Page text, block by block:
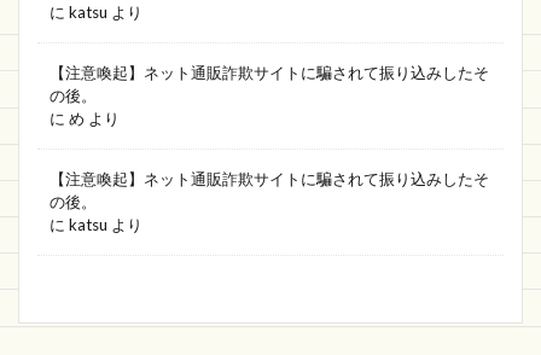
に katsu より
【注意喚起】ネット通販詐欺サイトに騙されて振り込みしたそ
の後。
に め より
【注意喚起】ネット通販詐欺サイトに騙されて振り込みしたそ
の後。
に katsu より